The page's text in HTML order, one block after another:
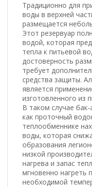
Традиционно для
воды в верхней
размещается
Этот резервуар
водой, которая
тепла к питьевой
достоверность
требует
средства защиты.
является
изготовленного из
В таком случае
как проточный
теплообменнике
воды, которая
образования
низкой
нагрева и запас
мгновенно нагреть
необходимой